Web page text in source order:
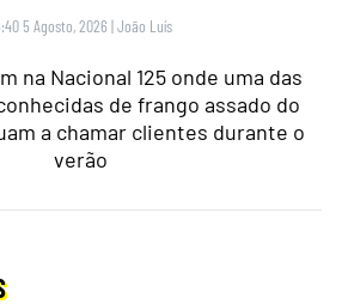
5 Agosto, 2026 |João Luís
na Nacional 125 onde uma das
de frango assado do
a chamar clientes durante o
verão